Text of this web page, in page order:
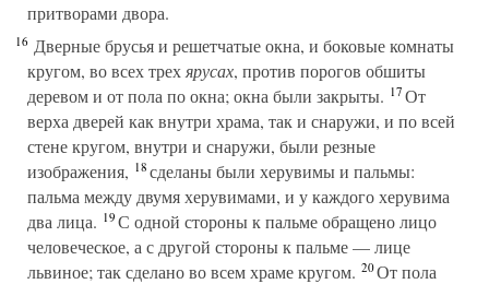
притворами двора.
16 Дверные брусья и решетчатые окна, и боковые комнаты
кругом, во всех трехярусах, против порогов обшиты
деревом и от пола по окна; окна были закрыты. 17От
верха дверей как внутри храма, так и снаружи, и по всей
стене кругом, внутри и снаружи, были резные
изображения, 18сделаны были херувимы и пальмы:
пальма между двумя херувимами, и у каждого херувима
два лица. 19С одной стороны к пальме обращено лицо
человеческое, а с другой стороны к пальме — лице
львиное; так сделано во всем храме кругом. 20От пола